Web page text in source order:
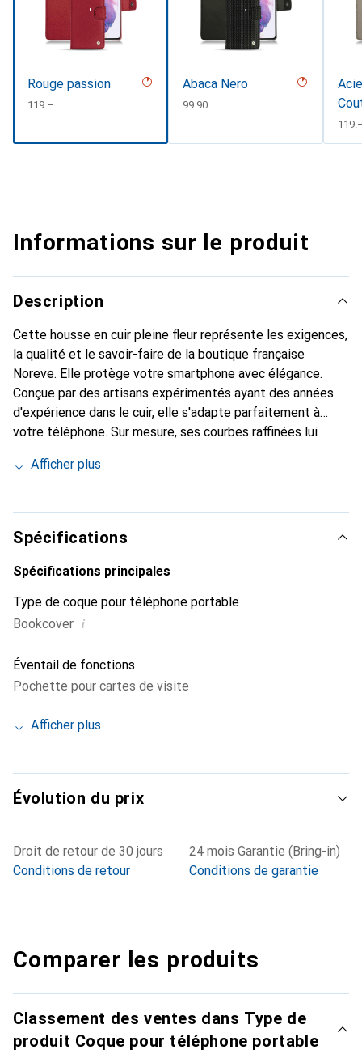
Rouge passion
CHF
119.–
Abaca Nero
CHF
99.90
CHF
Informations sur le produit
Description
Cette housse en cuir pleine fleur représente les exigences,
la qualité et le savoir-faire de la boutique française
Noreve. Elle protège votre smartphone avec élégance.
Conçue par des artisans expérimentés ayant des années
d'expérience dans le cuir, elle s'adapte parfaitement à
votre téléphone. Sur mesure, ses courbes raffinées lui
l'accessoire chic et indispensable pour votre smartphone.
haute qualité, la marque Noreve est un choix fiable pour
une clientèle exigeante.
Afficher plus
Spécifications
Spécifications principales
Type de coque pour téléphone portable
Bookcover i
Éventail de fonctions
Pochette pour cartes de visite
Afficher plus
Évolution du prix
Droit de retour de 30 jours
Conditions de retour
24 mois Garantie (Bring-in)
Conditions de garantie
Comparer les produits
Classement des ventes dans Type de
produit Coque pour téléphone portable